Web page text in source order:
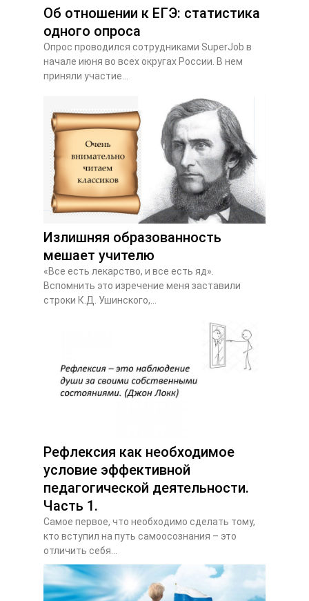
Об отношении к ЕГЭ: статистика
одного опроса
Опрос проводился сотрудниками SuperJob в
начале июня во всех округах России. В нем
приняли участие...
Излишняя образованность
мешает учителю
«Все есть лекарство, и все есть яд».
Вспомнить это изречение меня заставили
строки К.Д. Ушинского,...
Рефлексия как необходимое
условие эффективной
педагогической деятельности.
Часть 1.
Самое первое, что необходимо сделать тому,
кто вступил на путь самоосознания – это
отличить себя...